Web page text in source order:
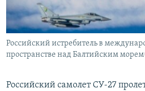
Հայերեն
English
Русский
Все сайты Радио Азатутюн
Российский истребитель в
пространстве над Балтийским
Российский самолет СУ-27